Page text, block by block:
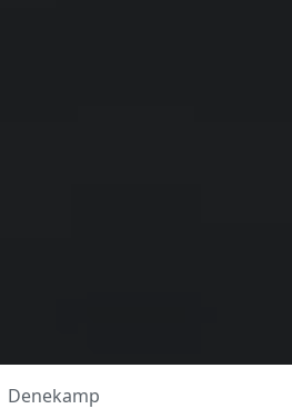
Denekamp